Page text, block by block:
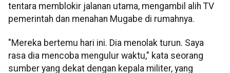
tentara memblokir jalanan utama, mengambil alih TV
pemerintah dan menahan Mugabe di rumahnya.
"Mereka bertemu hari ini. Dia menolak turun. Saya
rasa dia mencoba mengulur waktu," kata seorang
sumber yang dekat dengan kepala militer, yang